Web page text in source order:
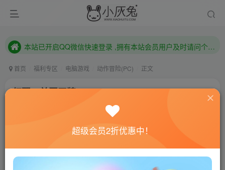
本站已开启QQ微信快速登录 ,拥有本站会员用户及时请问个人中心绑定！
首页 福利专区 电脑游戏 动作冒险(PC) 正文
红翼：美国王牌/Red Wings: American Aces
联网教程： 内附教程
单机教程： 内附教程
超级会员2折优惠中！